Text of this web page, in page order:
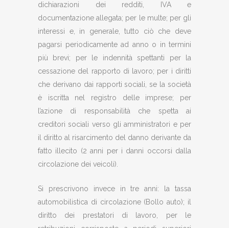
dichiarazioni dei redditi, IVA e
documentazione allegata; per le multe; per gli
interessi e, in generale, tutto ciò che deve
pagarsi periodicamente ad anno o in termini
più brevi; per le indennità spettanti per la
cessazione del rapporto di lavoro; per i diritti
che derivano dai rapporti sociali, se la società
è iscritta nel registro delle imprese; per
l’azione di responsabilità che spetta ai
creditori sociali verso gli amministratori e per
il diritto al risarcimento del danno derivante da
fatto illecito (2 anni per i danni occorsi dalla
circolazione dei veicoli).
Si prescrivono invece in tre anni: la tassa
automobilistica di circolazione (Bollo auto); il
diritto dei prestatori di lavoro, per le